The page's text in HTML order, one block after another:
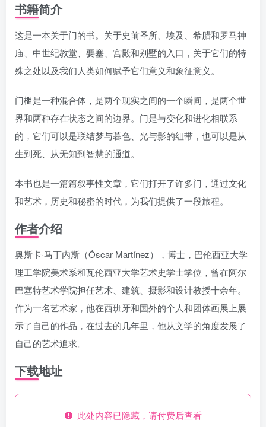
书籍简介
这是一本关于门的书。关于史前圣所、埃及、希腊和罗马神
庙、中世纪教堂、要塞、宫殿和别墅的入口，关于它们的特
殊之处以及我们人类如何赋予它们意义和象征意义。
门槛是一种混合体，是两个现实之间的一个瞬间，是两个世
界和两种存在状态之间的边界。门是与变化和进化相联系
的，它们可以是联结梦与暮色、光与影的纽带，也可以是从
生到死、从无知到智慧的通道。
本书也是一篇篇叙事性文章，它们打开了许多门，通过文化
和艺术，历史和秘密的时代，为我们提供了一段旅程。
作者介绍
奥斯卡·马丁内斯（Óscar Martínez），博士，巴伦西亚大学
理工学院美术系和瓦伦西亚大学艺术史学士学位，曾在阿尔
巴塞特艺术学院担任艺术、建筑、摄影和设计教授十余年。
作为一名艺术家，他在西班牙和国外的个人和团体画展上展
示了自己的作品，在过去的几年里，他从文学的角度发展了
自己的艺术追求。
下载地址
此处内容已隐藏，请付费后查看